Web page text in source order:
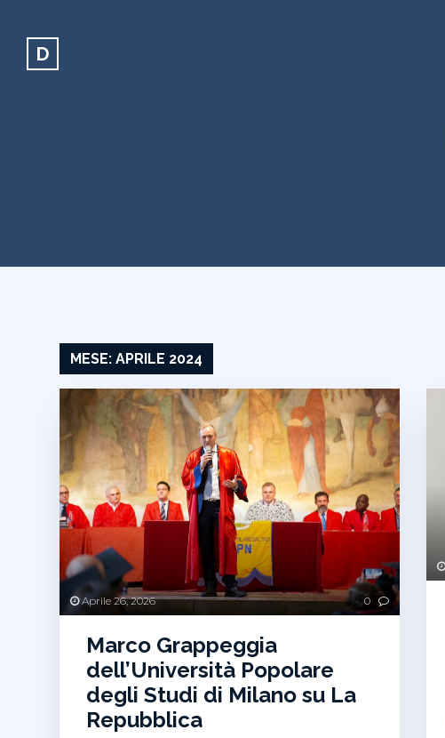
D
MESE:APRILE 2024
Aprile 26, 2026 0
Marco Grappeggia
dell’Università Popolare
degli Studi di Milano su La
Repubblica